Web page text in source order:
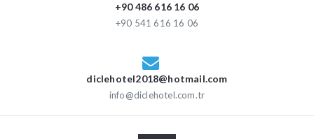
+90 486 616 16 06
+90 541 616 16 06
diclehotel2018@hotmail.com
info@diclehotel.com.tr